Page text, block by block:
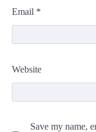
Email *
Website
Save my name,